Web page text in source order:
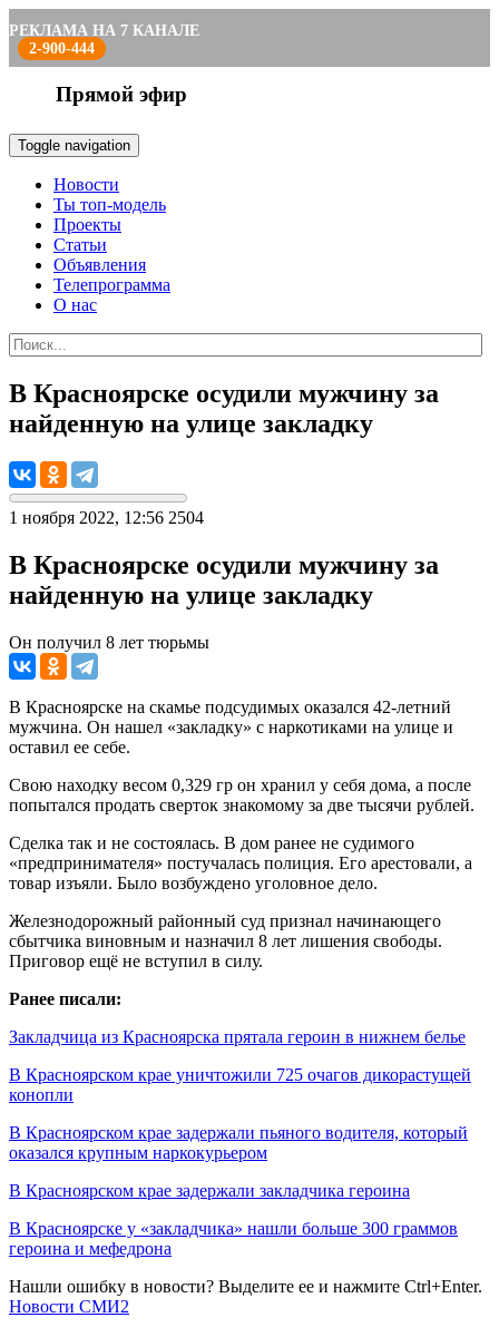
РЕКЛАМА НА 7 КАНАЛЕ
2-900-444
Прямой эфир
Toggle navigation
Новости
Ты топ-модель
Проекты
Статьи
Объявления
Телепрограмма
О нас
В Красноярске осудили мужчину за
найденную на улице закладку
1 ноября 2022, 12:56 2504
В Красноярске осудили мужчину за
найденную на улице закладку
Он получил 8 лет тюрьмы
В Красноярске на скамье подсудимых оказался 42-летний
мужчина. Он нашел «закладку» с наркотиками на улице и
оставил ее себе.
Свою находку весом 0,329 гр он хранил у себя дома, а после
попытался продать сверток знакомому за две тысячи рублей.
Сделка так и не состоялась. В дом ранее не судимого
«предпринимателя» постучалась полиция. Его арестовали, а
товар изъяли. Было возбуждено уголовное дело.
Железнодорожный районный суд признал начинающего
сбытчика виновным и назначил 8 лет лишения свободы.
Приговор ещё не вступил в силу.
Ранее писали:
Закладчица из Красноярска прятала героин в нижнем белье
В Красноярском крае уничтожили 725 очагов дикорастущей
конопли
В Красноярском крае задержали пьяного водителя, который
оказался крупным наркокурьером
В Красноярском крае задержали закладчика героина
В Красноярске у «закладчика» нашли больше 300 граммов
героина и мефедрона
Нашли ошибку в новости? Выделите ее и нажмите Ctrl+Enter.
Новости СМИ2